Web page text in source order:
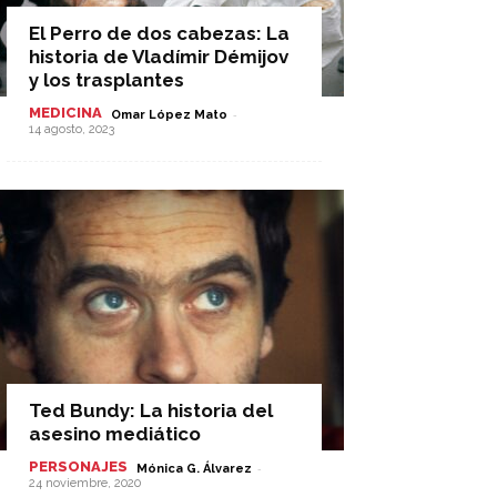
El Perro de dos cabezas: La
historia de Vladímir Démijov
y los trasplantes
MEDICINA Omar López Mato -
14 agosto, 2023
Ted Bundy: La historia del
asesino mediático
PERSONAJES Mónica G. Álvarez -
24 noviembre, 2020